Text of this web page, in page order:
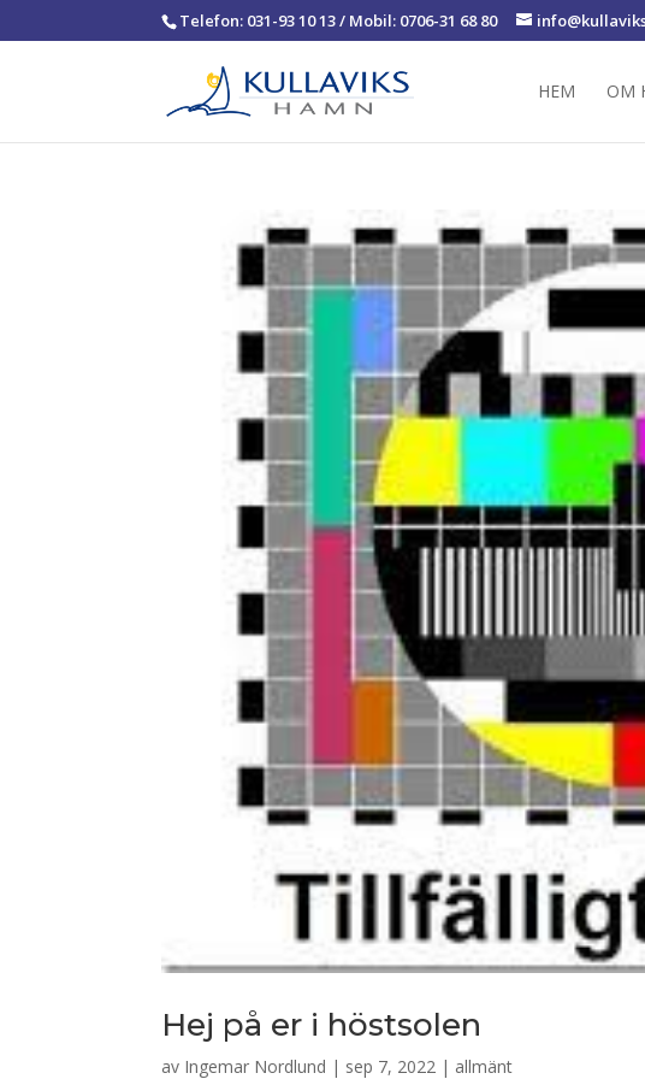
Telefon: 031-93 10 13 / Mobil: 0706-31 68 80
HEM OM
Hej på er i höstsolen
av Ingemar Nordlund | sep 7, 2022 | allmänt